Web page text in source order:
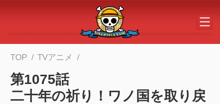
メインコンテンツへスキップする
TOP TVアニメ
第1075話
二十年の祈り！ワノ国を取り戻